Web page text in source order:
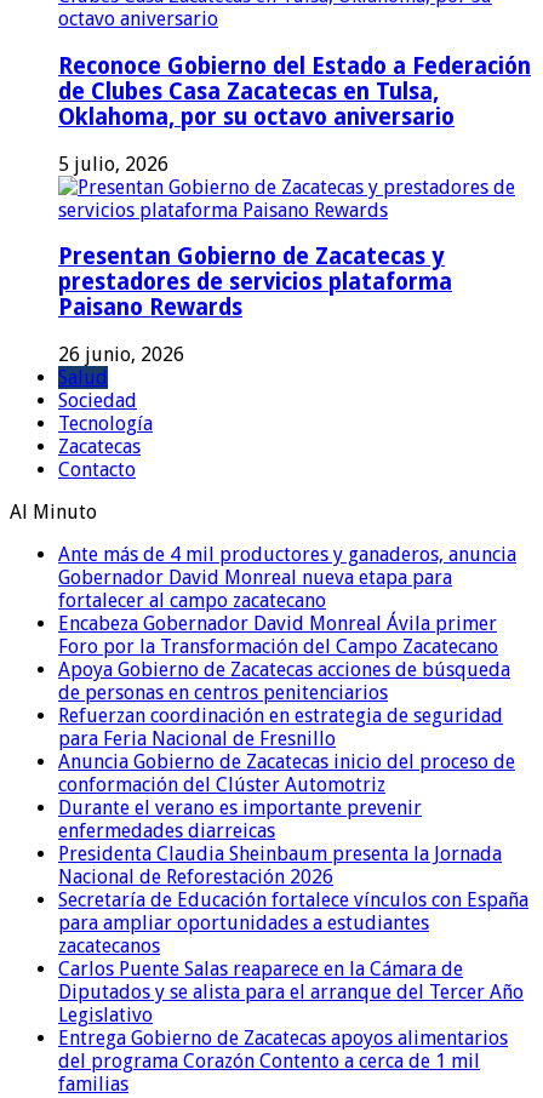
Reconoce Gobierno del Estado a Federación
de Clubes Casa Zacatecas en Tulsa,
Oklahoma, por su octavo aniversario
5 julio, 2026
Presentan Gobierno de Zacatecas y
prestadores de servicios plataforma
Paisano Rewards
26 junio, 2026
Salud
Sociedad
Tecnología
Zacatecas
Contacto
Al Minuto
Ante más de 4 mil productores y ganaderos, anuncia
Gobernador David Monreal nueva etapa para
fortalecer al campo zacatecano
Encabeza Gobernador David Monreal Ávila primer
Foro por la Transformación del Campo Zacatecano
Apoya Gobierno de Zacatecas acciones de búsqueda
de personas en centros penitenciarios
Refuerzan coordinación en estrategia de seguridad
para Feria Nacional de Fresnillo
Anuncia Gobierno de Zacatecas inicio del proceso de
conformación del Clúster Automotriz
Durante el verano es importante prevenir
enfermedades diarreicas
Presidenta Claudia Sheinbaum presenta la Jornada
Nacional de Reforestación 2026
Secretaría de Educación fortalece vínculos con España
para ampliar oportunidades a estudiantes
zacatecanos
Carlos Puente Salas reaparece en la Cámara de
Diputados y se alista para el arranque del Tercer Año
Legislativo
Entrega Gobierno de Zacatecas apoyos alimentarios
del programa Corazón Contento a cerca de 1 mil
familias